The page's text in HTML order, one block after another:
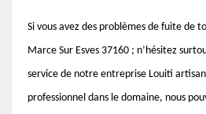
Si vous avez des problèmes de fuite de
Marce Sur Esves 37160 ; n’hésitez
service de notre entreprise Louiti
professionnel dans le domaine, nous